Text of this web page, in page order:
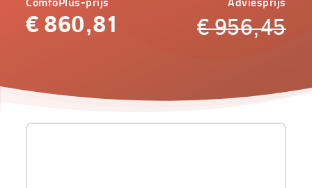
€ 860,81 €956,45
Product